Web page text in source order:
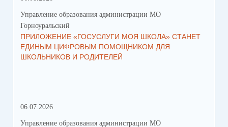
Управление образования администрации МО
Горноуральский
ПРИЛОЖЕНИЕ «ГОСУСЛУГИ МОЯ ШКОЛА» СТАНЕТ
ЕДИНЫМ ЦИФРОВЫМ ПОМОЩНИКОМ ДЛЯ
ШКОЛЬНИКОВ И РОДИТЕЛЕЙ
06.07.2026
Управление образования администрации МО